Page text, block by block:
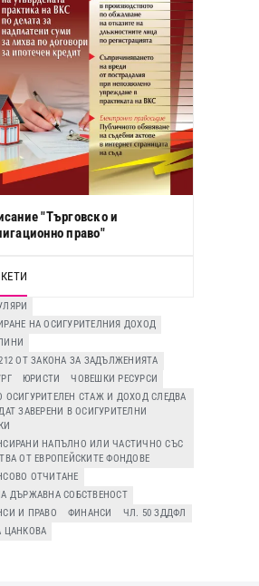
"Търговско и
право"
НА ОСИГУРИТЕЛНИЯ ДОХОД
ОТ ЗАКОНА ЗА ЗАДЪЛЖЕНИЯТА
ЮРИСТИ
ЧОВЕШКИ РЕСУРСИ
ОСИГУРИТЕЛЕН СТАЖ И ДОХОД СЛЕДВА
ЗАВЕРЕНИ В ОСИГУРИТЕЛНИ
НАПЪЛНО ИЛИ ЧАСТИЧНО СЪС
ОТ ЕВРОПЕЙСКИТЕ ФОНДОВЕ
ОТЧИТАНЕ
ДЪРЖАВНА СОБСТВЕНОСТ
И ПРАВО
ФИНАНСИ
ЧЛ. 50 ЗДДФЛ
ЦАНКОВА